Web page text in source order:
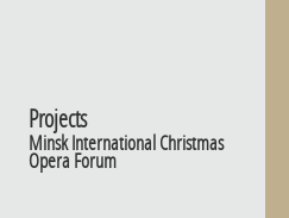
Projects
Minsk International Christmas
Opera Forum